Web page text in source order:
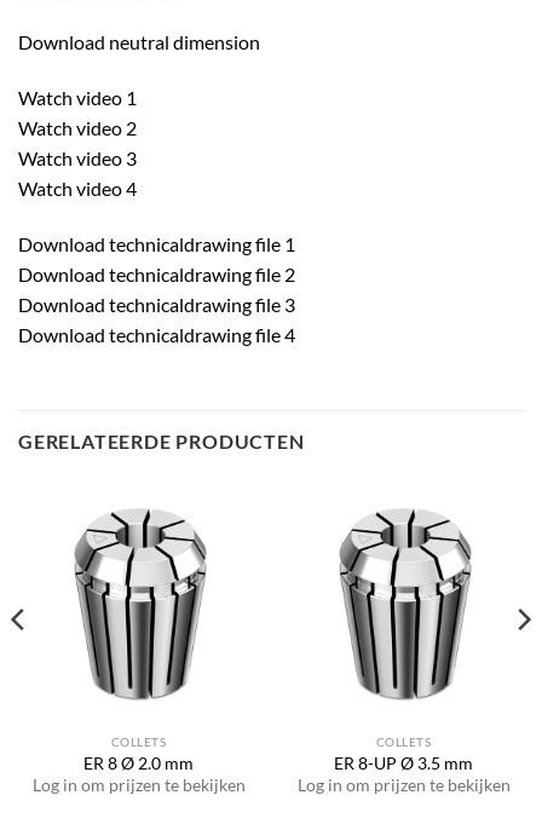
Download neutral dimension
Watch video 1
Watch video 2
Watch video 3
Watch video 4
Download technicaldrawing file 1
Download technicaldrawing file 2
Download technicaldrawing file 3
Download technicaldrawing file 4
GERELATEERDE PRODUCTEN
COLLETS
ER 8 Ø 2.0 mm
Log in om prijzen te bekijken
COLLETS
ER 8-UP Ø 3.5 mm
Log in om prijzen te bekijken